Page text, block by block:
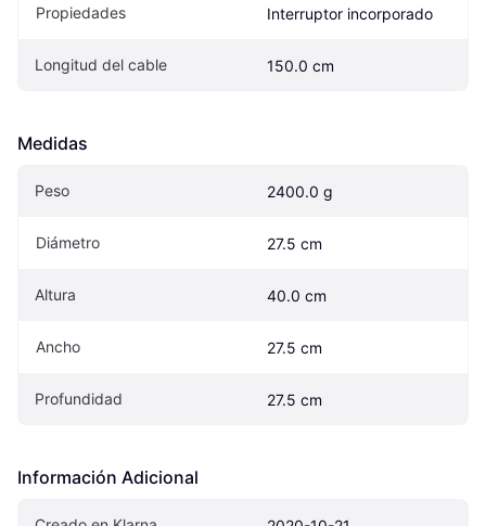
Propiedades Interruptor incorporado
Longitud del cable 150.0 cm
Medidas
Peso 2400.0 g
Diámetro 27.5 cm
Altura 40.0 cm
Ancho 27.5 cm
Profundidad 27.5 cm
Información Adicional